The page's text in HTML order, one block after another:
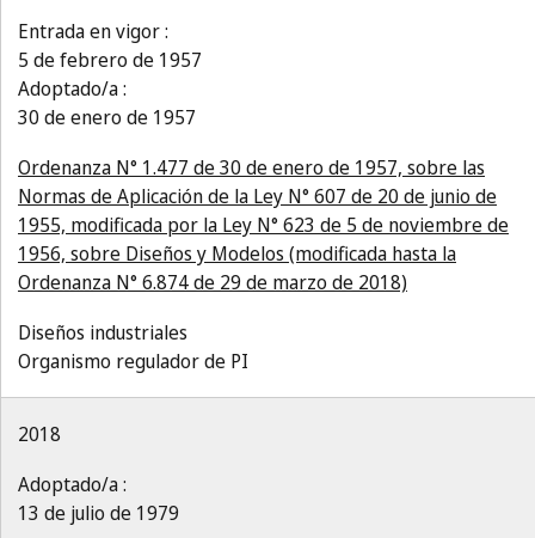
Entrada en vigor :
5 de febrero de 1957
Adoptado/a :
30 de enero de 1957
Ordenanza N° 1.477 de 30 de enero de 1957, sobre las
Normas de Aplicación de la Ley N° 607 de 20 de junio de
1955, modificada por la Ley N° 623 de 5 de noviembre de
1956, sobre Diseños y Modelos (modificada hasta la
Ordenanza N° 6.874 de 29 de marzo de 2018)
Diseños industriales
Organismo regulador de PI
2018
Adoptado/a :
13 de julio de 1979